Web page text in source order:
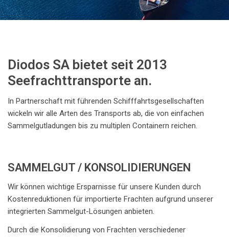
Diodos SA bietet seit 2013
Seefrachttransporte an.
In Partnerschaft mit führenden Schifffahrtsgesellschaften
wickeln wir alle Arten des Transports ab, die von einfachen
Sammelgutladungen bis zu multiplen Containern reichen.
SAMMELGUT / KONSOLIDIERUNGEN
Wir können wichtige Ersparnisse für unsere Kunden durch
Kostenreduktionen für importierte Frachten aufgrund unserer
integrierten Sammelgut-Lösungen anbieten.
Durch die Konsolidierung von Frachten verschiedener